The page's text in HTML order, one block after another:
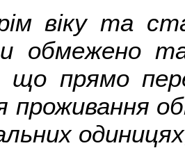
віку та
обмежено
прямо
проживання